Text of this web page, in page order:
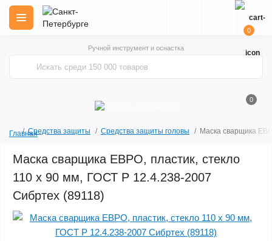
Ручной инструмент и оснастка
0
0
ГлавнаяСредства защиты Средства защиты головы Маска сварщика
Маска сварщика ЕВРО, пластик, стекло
110 х 90 мм, ГОСТ Р 12.4.238-2007
Сибртех (89118)